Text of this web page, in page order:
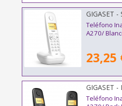
GIGASET
Teléfono
A270/
23,25
GIGASET
Teléfono